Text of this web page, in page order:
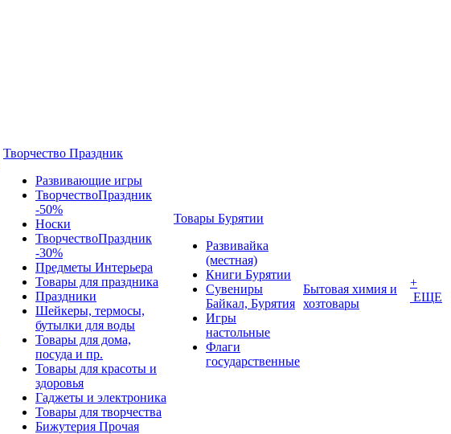
Творчество Праздник
Развивающие игры
ТворчествоПраздник
-50%
Носки
ТворчествоПраздник
-30%
Предметы Интерьера
Товары для праздника
Праздники
Шейкеры, термосы,
бутылки для воды
Товары для дома,
посуда и пр.
Товары для красоты и
здоровья
Гаджеты и электроника
Товары для творчества
Бижутерия Прочая
Товары Бурятии
Развивайка
(местная)
Книги Бурятии
Сувениры
Байкал, Бурятия
Игры
настольные
Флаги
государственные
Бытовая химия и
хозтовары
+
ЕЩЕ